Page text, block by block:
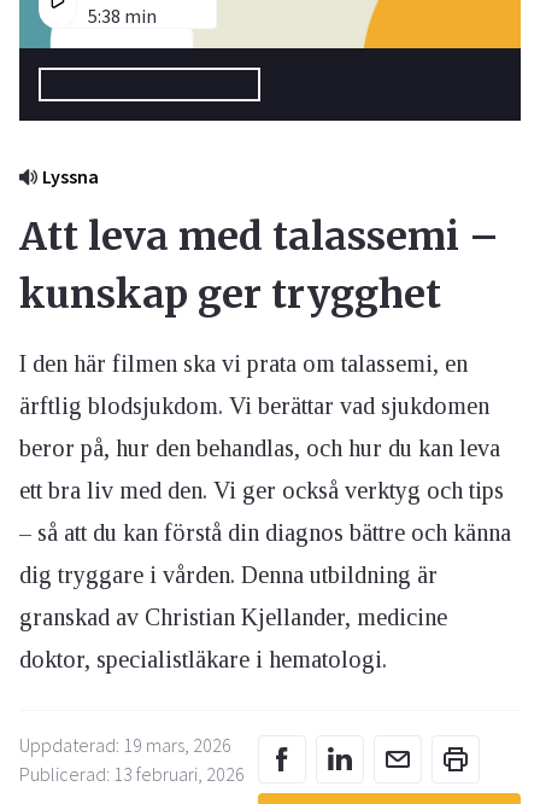
5:38 min
Lyssna
Att leva med talassemi –
kunskap ger trygghet
I den här filmen ska vi prata om talassemi, en
ärftlig blodsjukdom. Vi berättar vad sjukdomen
beror på, hur den behandlas, och hur du kan leva
ett bra liv med den. Vi ger också verktyg och tips
– så att du kan förstå din diagnos bättre och känna
dig tryggare i vården. Denna utbildning är
granskad av Christian Kjellander, medicine
doktor, specialistläkare i hematologi.
Uppdaterad: 19 mars, 2026
Publicerad: 13 februari, 2026